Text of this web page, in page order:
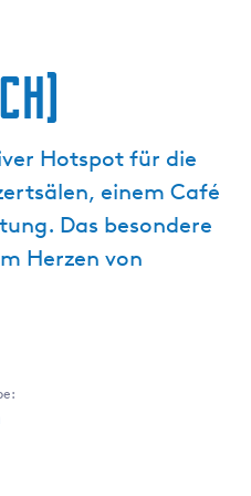
Hotspot für die
einem Café
Das besondere
Herzen von